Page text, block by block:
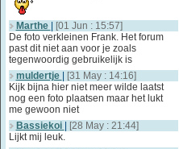
Marthe
[01 Jun : 15:57]
De foto verkleinen Frank. Het forum
past dit niet aan voor je zoals
tegenwoordig gebruikelijk is
muldertje
[31 May : 14:16]
Kijk bijna hier niet meer wilde laatst
nog een foto plaatsen maar het lukt
me gewoon niet
Bassiekoi
[28 May : 21:44]
Lijkt mij leuk.